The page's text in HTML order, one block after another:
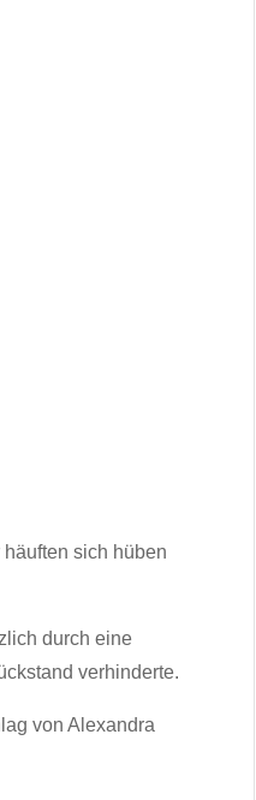
sich hüben
durch eine
verhinderte.
von Alexandra